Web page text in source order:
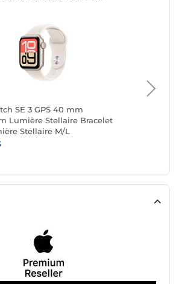
SE 3 GPS 40 mm
Lumière Stellaire Bracelet
Stellaire M/L